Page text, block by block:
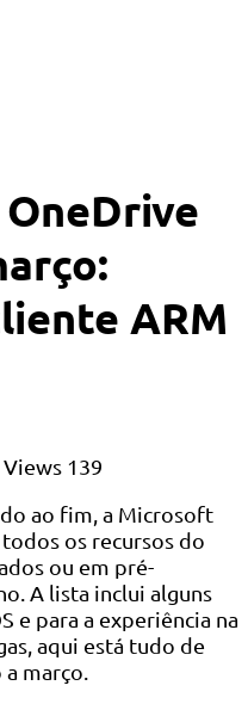
ARM
Views 139
ao fim, a Microsoft
os recursos do
ou em pré-
A lista inclui alguns
e para a experiência na
aqui está tudo de
março.